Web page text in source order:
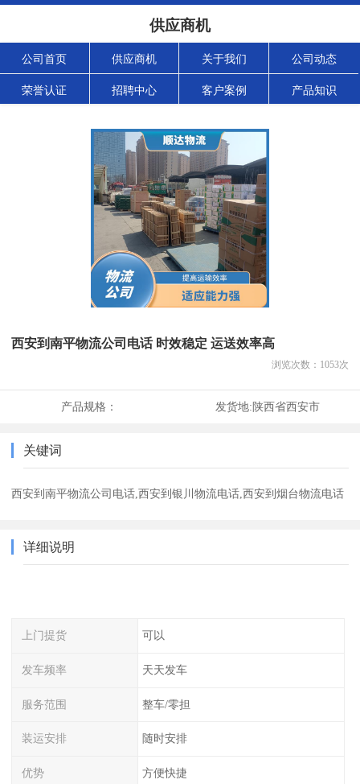
供应商机
公司首页 供应商机 关于我们 公司动态
荣誉认证 招聘中心 客户案例 产品知识
西安到南平物流公司电话 时效稳定 运送效率高
浏览次数： 1053次
产品规格： 发货地:陕西省西安市
关键词
西安到南平物流公司电话,西安到银川物流电话,西安到烟台物流电话
详细说明
上门提货 可以
发车频率 天天发车
服务范围 整车/零担
装运安排 随时安排
优势 方便快捷